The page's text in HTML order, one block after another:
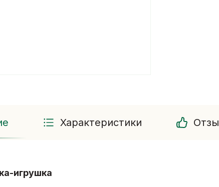
Характеристики
игрушка